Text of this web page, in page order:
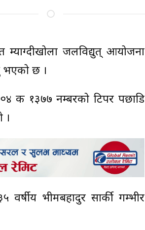
म्याग्दीखोला जलविद्युत् आयोजना
भएको छ ।
क १३७७ नम्बरको टिपर पछाडि
।
वर्षीय भीमबहादुर सार्की गम्भीर